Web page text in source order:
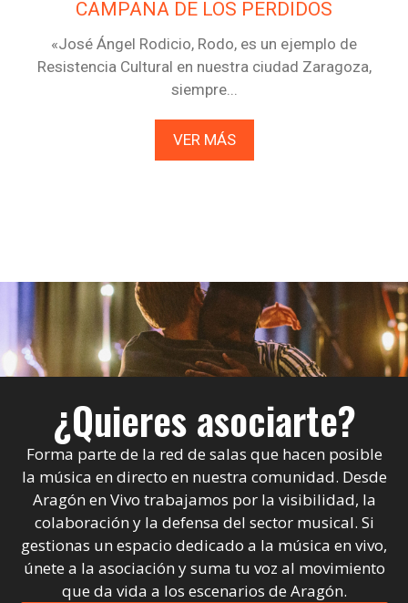
CAMPANA DE LOS PERDIDOS
«José Ángel Rodicio, Rodo, es un ejemplo de
Resistencia Cultural en nuestra ciudad Zaragoza,
siempre...
VER MÁS
¿Quieres asociarte?
Forma parte de la red de salas que hacen posible
la música en directo en nuestra comunidad. Desde
Aragón en Vivo trabajamos por la visibilidad, la
colaboración y la defensa del sector musical. Si
gestionas un espacio dedicado a la música en vivo,
únete a la asociación y suma tu voz al movimiento
que da vida a los escenarios de Aragón.